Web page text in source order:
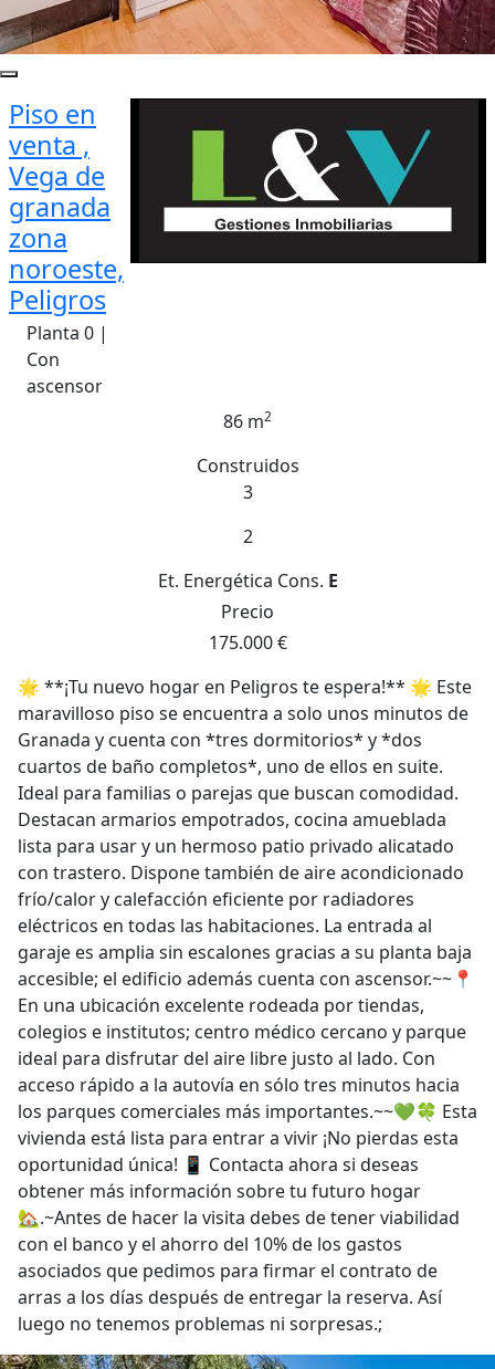
Piso en
venta ,
Vega de
granada
zona
noroeste,
Peligros
Planta 0 |
Con
ascensor
86 m2
Construidos
3
2
Et. Energética Cons. E
Precio
175.000 €
🌟 **¡Tu nuevo hogar en Peligros te espera!** 🌟 Este
maravilloso piso se encuentra a solo unos minutos de
Granada y cuenta con *tres dormitorios* y *dos
cuartos de baño completos*, uno de ellos en suite.
Ideal para familias o parejas que buscan comodidad.
Destacan armarios empotrados, cocina amueblada
lista para usar y un hermoso patio privado alicatado
con trastero. Dispone también de aire acondicionado
frío/calor y calefacción eficiente por radiadores
eléctricos en todas las habitaciones. La entrada al
garaje es amplia sin escalones gracias a su planta baja
accesible; el edificio además cuenta con ascensor.~~📍
En una ubicación excelente rodeada por tiendas,
colegios e institutos; centro médico cercano y parque
ideal para disfrutar del aire libre justo al lado. Con
acceso rápido a la autovía en sólo tres minutos hacia
los parques comerciales más importantes.~~💚🍀 Esta
vivienda está lista para entrar a vivir ¡No pierdas esta
oportunidad única! 📱 Contacta ahora si deseas
obtener más información sobre tu futuro hogar
🏡.~Antes de hacer la visita debes de tener viabilidad
con el banco y el ahorro del 10% de los gastos
asociados que pedimos para firmar el contrato de
arras a los días después de entregar la reserva. Así
luego no tenemos problemas ni sorpresas.;